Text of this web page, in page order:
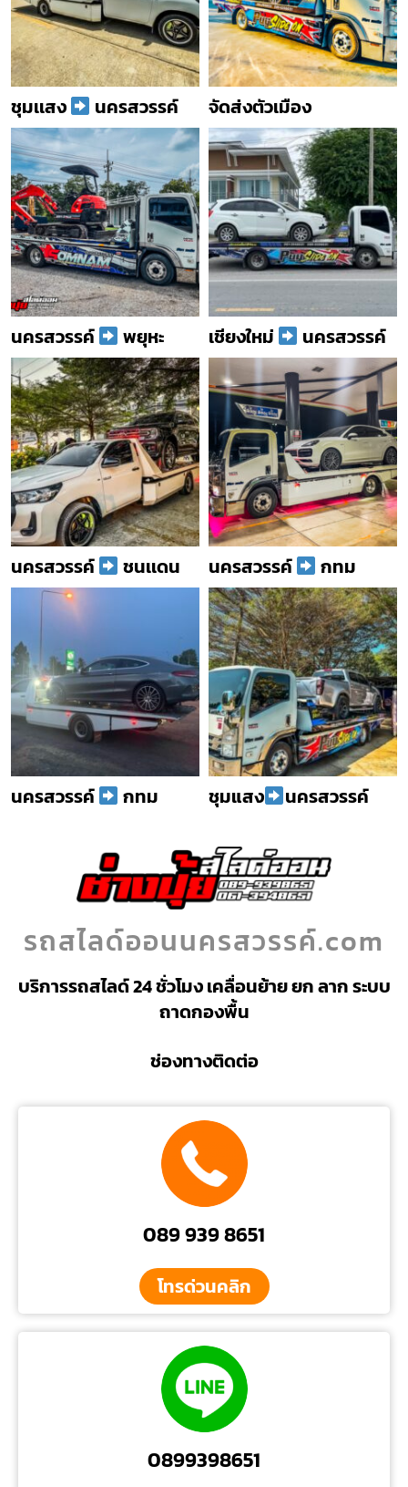
ชุมเเสง นครสวรรค์ จัดส่งตัวเมือง
นครสวรรค์ พยุหะ เชียงใหม่ นครสวรรค์
นครสวรรค์ ชนเเดน นครสวรรค์ กทม
นครสวรรค์ กทม ชุมแสง นครสวรรค์
รถสไลด์ออนนครสวรรค์.com
บริการรถสไลด์ 24 ชั่วโมง เคลื่อนย้าย ยก ลาก ระบบ
ถาดกองพื้น
ช่องทางติดต่อ
089 939 8651
โทรด่วนคลิก
0899398651